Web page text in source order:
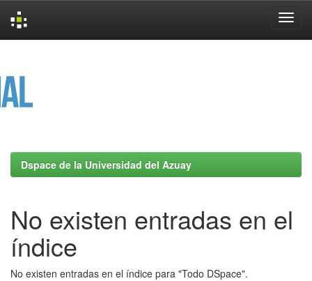
Dspace de la Universidad del Azuay
No existen entradas en el
índice
No existen entradas en el índice para "Todo DSpace".